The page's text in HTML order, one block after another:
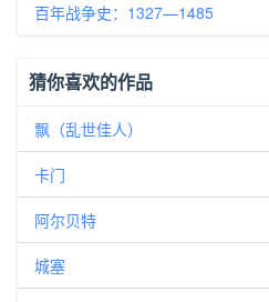
百年战争史：1327—1485
猜你喜欢的作品
飘（乱世佳人）
卡门
阿尔贝特
城塞